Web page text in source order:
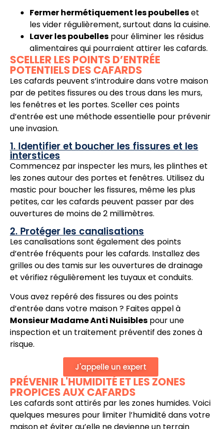
Fermer hermétiquement les poubelleset
les vider régulièrement, surtout dans la cuisine.
Laver les poubelles pour éliminer les résidus
alimentaires qui pourraient attirer les cafards.
SCELLER LES POINTS D’ENTRÉE
POTENTIELS DES CAFARDS
Les cafards peuvent s’introduire dans votre maison
par de petites fissures ou des trous dans les murs,
les fenêtres et les portes. Sceller ces points
d’entrée est une méthode essentielle pour prévenir
une invasion.
1. Identifier et boucher les fissures et les
interstices
Commencez par inspecter les murs, les plinthes et
les zones autour des portes et fenêtres. Utilisez du
mastic pour boucher les fissures, même les plus
petites, car les cafards peuvent passer par des
ouvertures de moins de 2 millimètres.
2. Protéger les canalisations
Les canalisations sont également des points
d’entrée fréquents pour les cafards. Installez des
grilles ou des tamis sur les ouvertures de drainage
et vérifiez régulièrement les tuyaux et conduits.
Vous avez repéré des fissures ou des points
d’entrée dans votre maison ? Faites appel à
Monsieur Madame Anti Nuisibles pour une
inspection et un traitement préventif des zones à
risque.
J'appelle un expert
PRÉVENIR L'HUMIDITÉ ET LES ZONES
PROPICES AUX CAFARDS
Les cafards sont attirés par les zones humides. Voici
quelques mesures pour limiter l’humidité dans votre